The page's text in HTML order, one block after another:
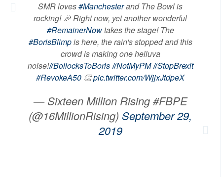
SMR loves#Manchesterand The Bowl is
rocking! 🎉 Right now, yet another wonderful
#RemainerNowtakes the stage! The
#BorisBlimpis here, the rain's stopped and this
crowd is making one helluva
noise!#BollocksToBoris#NotMyPM#StopBrexit
#RevokeA50 👏pic.twitter.com/WjjxJtdpeX
— Sixteen Million Rising #FBPE
(@16MillionRising) September 29,
2019